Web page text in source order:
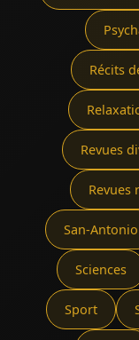
Récits
Revues
Revues
San-Antonio
Sciences
Sport